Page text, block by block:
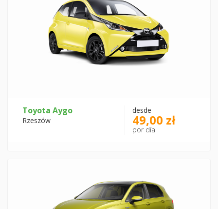
Toyota Aygo
Rzeszów
desde
49,00 zł
por día